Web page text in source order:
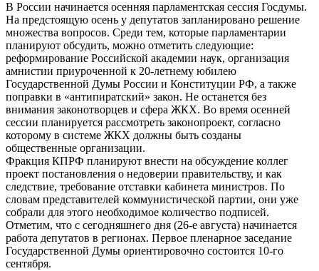
В России начинается осенняя парламентская сессия Госдумы.
На предстоящую осень у депутатов запланировано решение
множества вопросов. Среди тем, которые парламентарии
планируют обсудить, можно отметить следующие:
реформирование Российской академии наук, организация
амнистии приуроченной к 20-летнему юбилею
Государственной Думы России и Конституции РФ, а также
поправки в «антипиратский» закон. Не останется без
внимания законотворцев и сфера ЖКХ. Во время осенней
сессии планируется рассмотреть законопроект, согласно
которому в системе ЖКХ должны быть созданы
общественные организации.
Фракция КПРФ планируют внести на обсуждение коллег
проект постановления о недоверии правительству, и как
следствие, требование отставки кабинета министров. По
словам представителей коммунистической партии, они уже
собрали для этого необходимое количество подписей.
Отметим, что с сегодняшнего дня (26-е августа) начинается
работа депутатов в регионах. Первое пленарное заседание
Государственной Думы ориентировочно состоится 10-го
сентября.